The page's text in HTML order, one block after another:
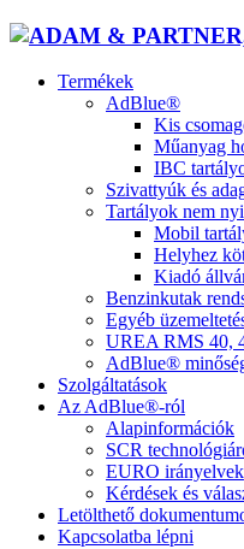
Termékek
AdBlue®
Kis
Műanyag
IBC
Szivattyúk és
Tartályok nem
Mobil
Helyhez
Kiadó
Benzinkutak
Egyéb
UREA RMS 40,
AdBlue®
Szolgáltatások
Az AdBlue®-ról
Alapinformációk
SCR
EURO irányelvek
Kérdések és
Letölthető
Kapcsolatba lépni